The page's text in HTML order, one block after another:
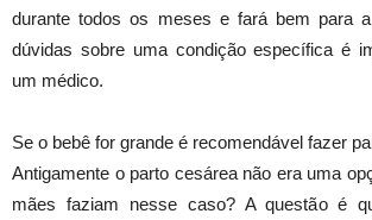
durante todos os meses e fará bem para
dúvidas sobre uma condição específica é
um médico.
Se o bebê for grande é recomendável fazer
Antigamente o parto cesárea não era uma
mães faziam nesse caso? A questão é